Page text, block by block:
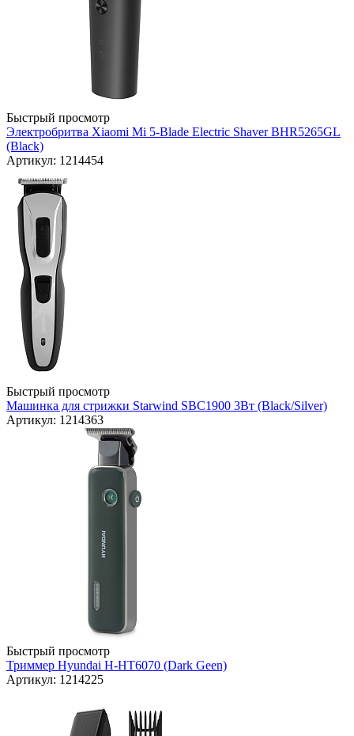
Быстрый просмотр
Электробритва Xiaomi Mi 5-Blade Electric Shaver BHR5265GL
(Black)
Артикул: 1214454
Быстрый просмотр
Машинка для стрижки Starwind SBC1900 3Вт (Black/Silver)
Артикул: 1214363
Быстрый просмотр
Триммер Hyundai H-HT6070 (Dark Geen)
Артикул: 1214225